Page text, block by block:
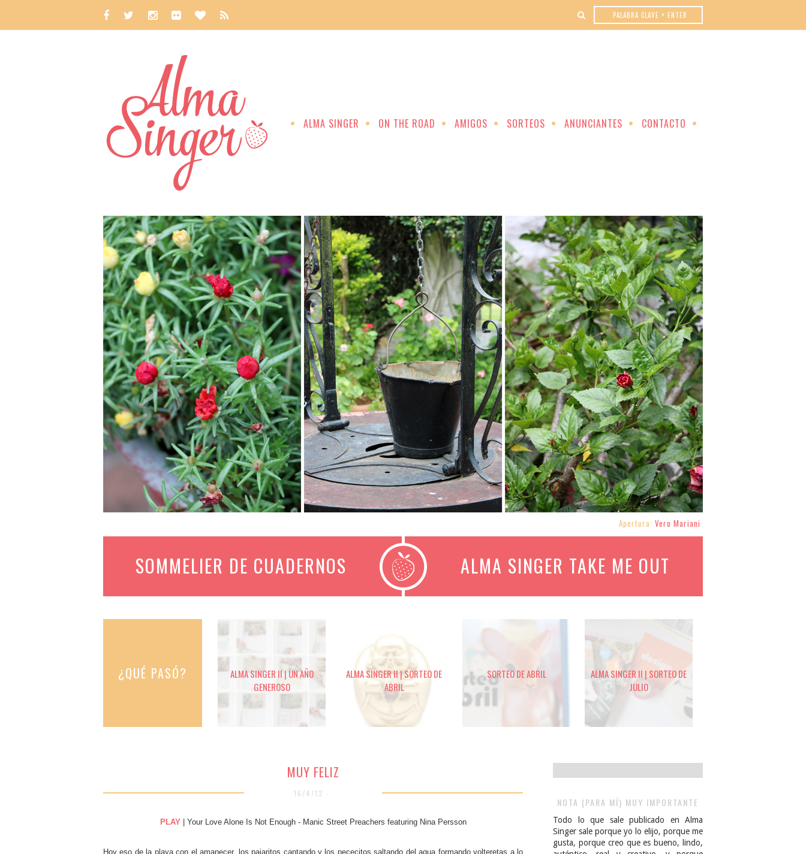
ALMA SINGER ON THE ROAD AMIGOS SORTEOS ANUNCIANTES CONTACTO
Apertura: Vero Mariani.
SOMMELIER DE CUADERNOS ALMA SINGER TAKE ME OUT
¿QUÉ PASÓ?
ALMA SINGER II | UN AÑO
GENEROSO
ALMA SINGER II | SORTEO DE
ABRIL
SORTEO DE ABRIL
ALMA SINGER II | SORTEO DE
JULIO
MUY FELIZ
16/4/12 -
PLAY| Your Love Alone Is Not Enough - Manic Street Preachers featuring Nina Persson
Hoy eso de la playa con el amanecer, los pajaritos cantando y los pececitos saltando del agua formando volteretas a lo
NOTA (PARA MÍ) MUY IMPORTANTE
Todo lo que sale publicado en Alma
Singer sale porque yo lo elijo, porque me
gusta, porque creo que es bueno, lindo,